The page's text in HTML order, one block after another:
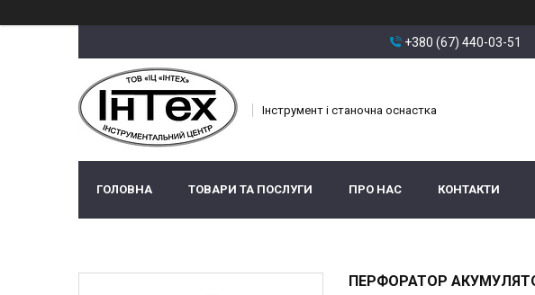
+380 (67) 440-03-51
Інструмент і станочна оснастка
ГОЛОВНА ТОВАРИ ТА ПОСЛУГИ ПРО НАС КОНТАКТИ
ПЕРФОРАТОР